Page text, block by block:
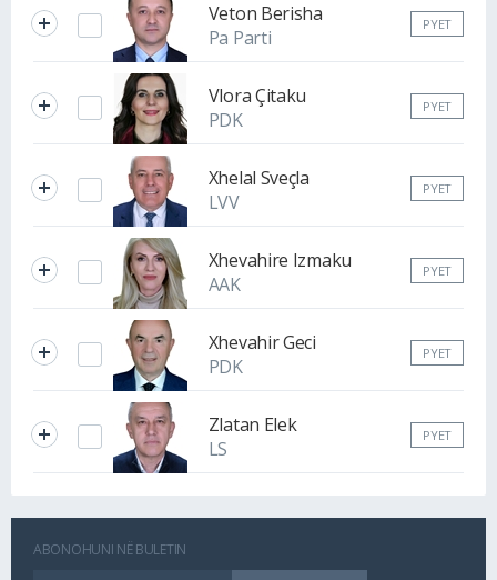
Veton Berisha
Pa Parti
PYET
Vlora Çitaku
PDK
PYET
Xhelal Sveçla
LVV
PYET
Xhevahire Izmaku
AAK
PYET
Xhevahir Geci
PDK
PYET
Zlatan Elek
LS
PYET
ABONOHUNI NË BULETIN